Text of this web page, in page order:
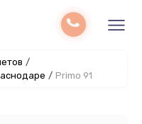
/
/ Primo 91